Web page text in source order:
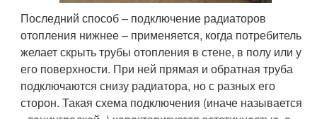
Последний способ – подключение радиаторов
отопления нижнее – применяется, когда потребитель
желает скрыть трубы отопления в стене, в полу или у
его поверхности. При ней прямая и обратная труба
подключаются снизу радиатора, но с разных его
сторон. Такая схема подключения (иначе называется